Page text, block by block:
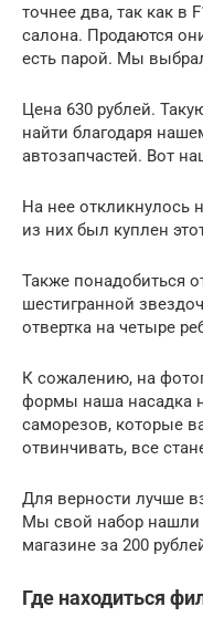
точнее два, так как в
салона. Продаются
есть парой. Мы
Цена 630 рублей.
найти благодаря
автозапчастей. Вот
На нее откликнулось
из них был куплен
Также понадобиться
шестигранной
отвертка на четыре
К сожалению, на
формы наша насадка
саморезов, которые
отвинчивать, все
Для верности лучше
Мы свой набор
магазине за 200
Где находиться